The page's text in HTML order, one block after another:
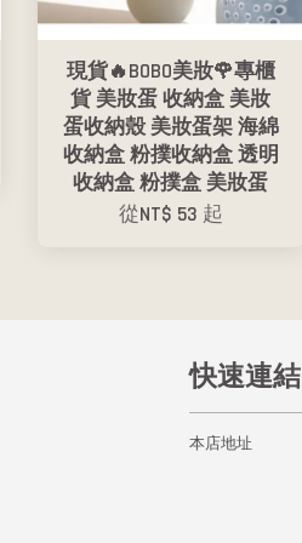
現貨🔥BOBO美妝🌹專櫃
貨 美妝蛋 收納盒 美妝
蛋收納殼 美妝蛋架 海綿
收納盒 粉撲收納盒 透明
收納盒 粉撲盒 美妝蛋
從NT$ 53 起
快速連結
本店地址